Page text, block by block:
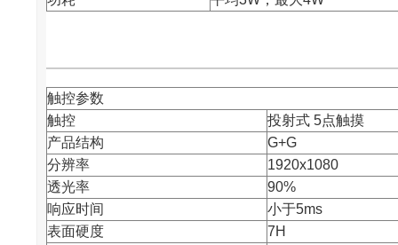
触控参数
触控
投射式 5点触摸
产品结构
G+G
分辨率
1920x1080
透光率
90%
响应时间
小于5ms
表面硬度
7H